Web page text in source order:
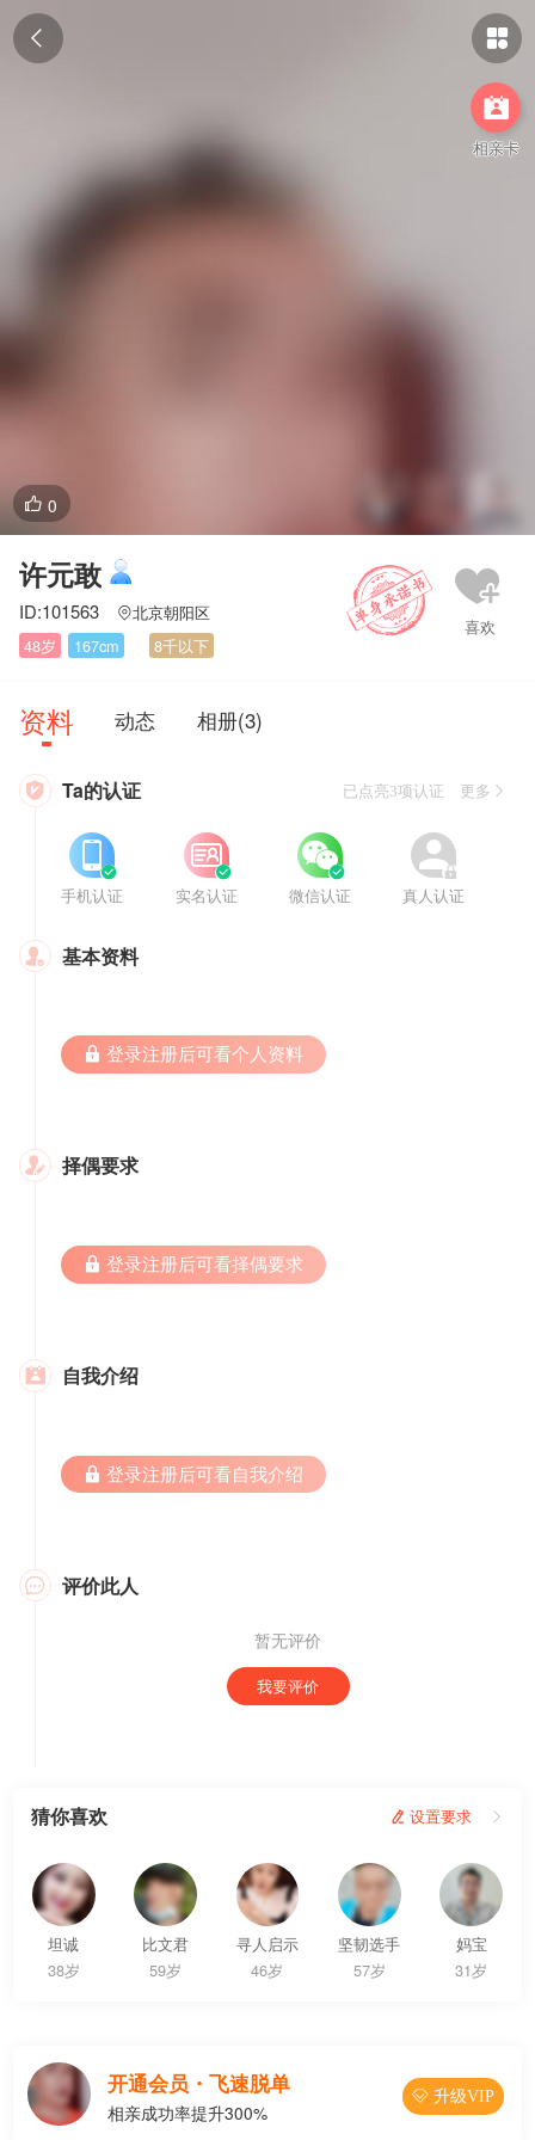
 

相亲卡
 0
许元敢
ID:101563 北京朝阳区
48岁
167cm 8千以下
资料 动态 相册(3)
 Ta的认证 已点亮3项认证 更多

手机认证


实名认证


微信认证


真人认证
 基本资料
 登录注册后可看个人资料
 择偶要求
 登录注册后可看择偶要求
 自我介绍
 登录注册后可看自我介绍
 评价此人
暂无评价
我要评价
猜你喜欢  设置要求 
坦诚
38岁
比文君
59岁
寻人启示
46岁
坚韧选手
57岁
妈宝
31岁
开通会员・飞速脱单
相亲成功率提升300%
 升级VIP